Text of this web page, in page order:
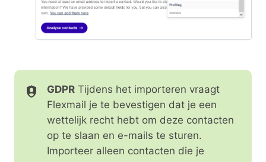
GDPR Tijdens het importeren vraagt
Flexmail je te bevestigen dat je een
wettelijk recht hebt om deze contacten
op te slaan en e-mails te sturen.
Importeer alleen contacten die je